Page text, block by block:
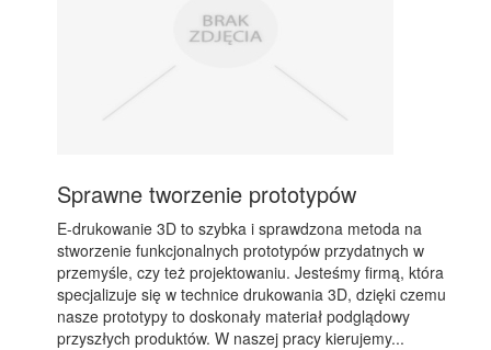
Sprawne tworzenie prototypów
E-drukowanie 3D to szybka i sprawdzona metoda na
stworzenie funkcjonalnych prototypów przydatnych w
przemyśle, czy też projektowaniu. Jesteśmy firmą, która
specjalizuje się w technice drukowania 3D, dzięki czemu
nasze prototypy to doskonały materiał podglądowy
przyszłych produktów. W naszej pracy kierujemy...